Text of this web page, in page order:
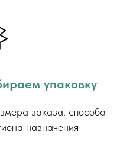
упаковку
заказа, способа
назначения